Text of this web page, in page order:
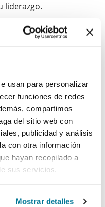
usan para personalizar
funciones de redes
compartimos
del sitio web con
publicidad y análisis
con otra información
hayan recopilado a
sus servicios.
Mostrar detalles
liderazgo.
a largo plazo de
en Cluj, con el
para el
teniendo un
estudiantes en